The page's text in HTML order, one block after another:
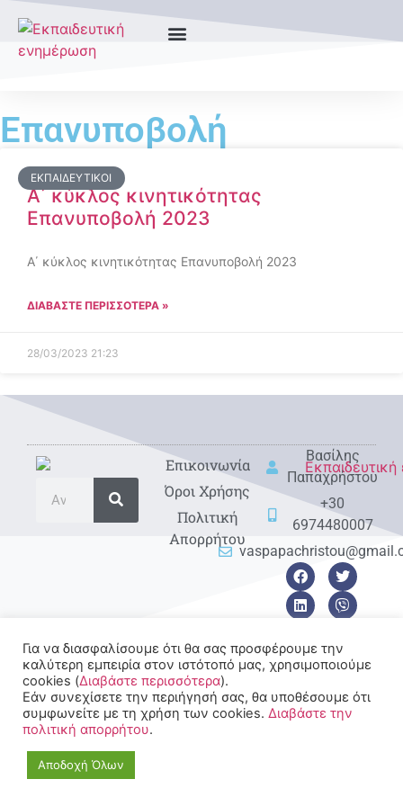
Επανυποβολή
ΕΚΠΑΙΔΕΥΤΙΚΟΊ
Α΄ κύκλος κινητικότητας
Επανυποβολή 2023
Α΄ κύκλος κινητικότητας Επανυποβολή 2023
ΔΙΑΒΑΣΤΕ ΠΕΡΙΣΣΟΤΕΡΑ »
28/03/2023 21:23
Eπικοινωνία
Όροι Χρήσης
Πολιτική
Απορρήτου
Βασίλης
Παπαχρήστου
+30
6974480007
© 2022-2025 All rights
Reserved.
Για να διασφαλίσουμε ότι θα σας προσφέρουμε την
καλύτερη εμπειρία στον ιστότοπό μας, χρησιμοποιούμε
cookies (Διαβάστε περισσότερα).
Εάν συνεχίσετε την περιήγησή σας, θα υποθέσουμε ότι
συμφωνείτε με τη χρήση των cookies. Διαβάστε την
πολιτική απορρήτου.
Αποδοχή Όλων